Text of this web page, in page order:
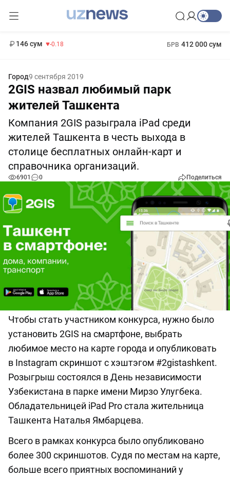
146 сум -0.18 БРВ 412 000 сум
Город9 сентября 2019
2GIS назвал любимый парк
жителей Ташкента
Компания 2GIS разыграла iPad среди
жителей Ташкента в честь выхода в
столице бесплатных онлайн-карт и
справочника организаций.
6901 0 Поделиться
Чтобы стать участником конкурса, нужно было
установить 2GIS на смартфоне, выбрать
любимое место на карте города и опубликовать
в Instagram скриншот с хэштэгом #2gistashkent.
Розыгрыш состоялся в День независимости
Узбекистана в парке имени Мирзо Улугбека.
Обладательницей iPad Pro стала жительница
Ташкента Наталья Ямбарцева.
Всего в рамках конкурса было опубликовано
более 300 скриншотов. Судя по местам на карте,
больше всего приятных воспоминаний у